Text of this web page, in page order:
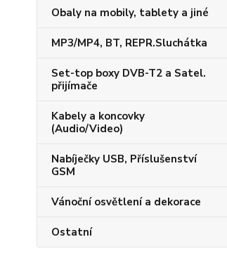
Obaly na mobily, tablety a jiné
MP3/MP4, BT, REPR.Sluchátka
Set-top boxy DVB-T2 a Satel.
přijímače
Kabely a koncovky
(Audio/Video)
Nabíječky USB, Příslušenství
GSM
Vánoční osvětlení a dekorace
Ostatní